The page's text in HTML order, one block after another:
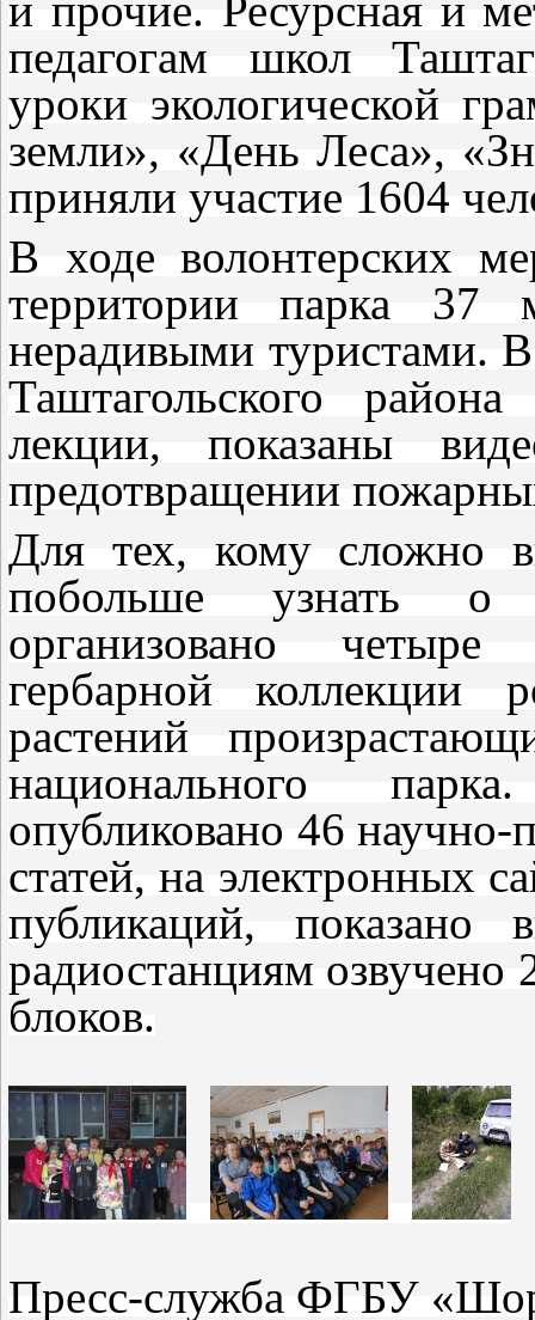
и прочие. Ресурсная и
педагогам школ
уроки экологической
земли», «День Леса»,
приняли участие 1604
В ходе волонтерских
территории парка 37
нерадивыми туристами.
Таштагольского
лекции, показаны
предотвращении
Для тех, кому сложно
побольше узнать
организовано
гербарной коллекции
растений
национального
опубликовано 46
статей, на электронных
публикаций,
радиостанциям
блоков.
Пресс-служба ФГБУ